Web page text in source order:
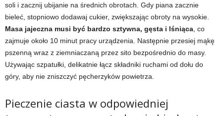
soli i zacznij ubijanie na średnich obrotach. Gdy piana zacznie
bieleć, stopniowo dodawaj cukier, zwiększając obroty na wysokie.
Masa jajeczna musi być bardzo sztywna, gęsta i lśniąca , co
zajmuje około 10 minut pracy urządzenia. Następnie przesiej mąkę
pszenną wraz z ziemniaczaną przez sito bezpośrednio do masy.
Używając szpatułki, delikatnie łącz składniki ruchami od dołu do
góry, aby nie zniszczyć pęcherzyków powietrza.
Pieczenie ciasta w odpowiedniej